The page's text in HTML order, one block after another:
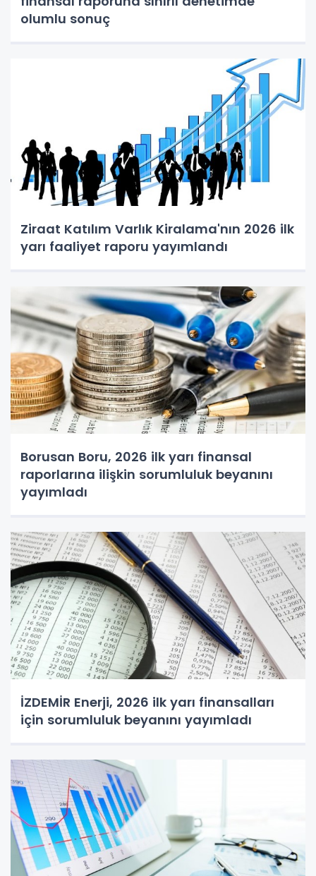
olumlu sonuç
Ziraat Katılım Varlık Kiralama'nın 2026 ilk
yarı faaliyet raporu yayımlandı
Borusan Boru, 2026 ilk yarı finansal
raporlarına ilişkin sorumluluk beyanını
yayımladı
İZDEMİR Enerji, 2026 ilk yarı finansalları
için sorumluluk beyanını yayımladı